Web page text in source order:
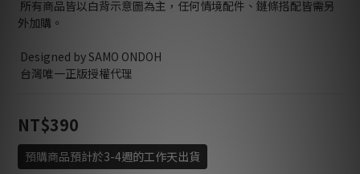
外加購。
Designed by SAMO ONDOH
台灣唯一正版授權代理
NT$390
預購商品預計於3-4週的工作天出貨